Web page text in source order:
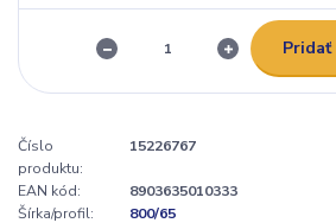
Pridať
Číslo
produktu:
15226767
EAN kód:
8903635010333
Šírka/profil:
800/65